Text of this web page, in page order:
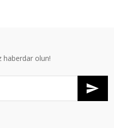
haberdar olun!